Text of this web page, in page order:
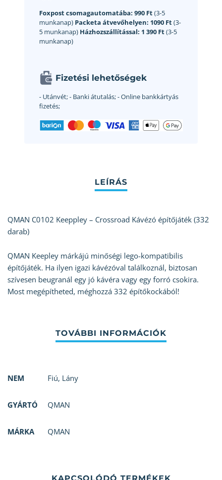
Foxpost csomagautomatába: 990 Ft(3-5
munkanap) Packeta átvevőhelyen: 1090 Ft(3-
5 munkanap) Házhozszállítással: 1 390 Ft(3-5
munkanap)
Fizetési lehetőségek
- Utánvét;- Banki átutalás;- Online bankkártyás
fizetés;
QMAN C0102 Keeppley – Crossroad Kávézó építőjáték (332
darab)
QMAN Keepley márkájú minőségi lego-kompatibilis
építőjáték. Ha ilyen igazi kávézóval találkoznál, biztosan
szívesen beugranál egy jó kávéra vagy egy forró csokira.
Most megépítheted, méghozzá 332 építőkockából!
NEM Fiú, Lány
GYÁRTÓ QMAN
MÁRKA QMAN